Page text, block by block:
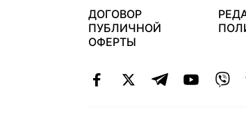
ДОГОВОР
ПУБЛИЧНОЙ
ОФЕРТЫ